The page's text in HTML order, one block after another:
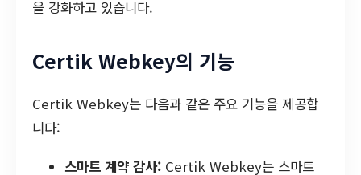
을 강화하고 있습니다.
Certik Webkey의 기능
Certik Webkey는 다음과 같은 주요 기능을 제공합
니다:
스마트 계약 감사: Certik Webkey는 스마트